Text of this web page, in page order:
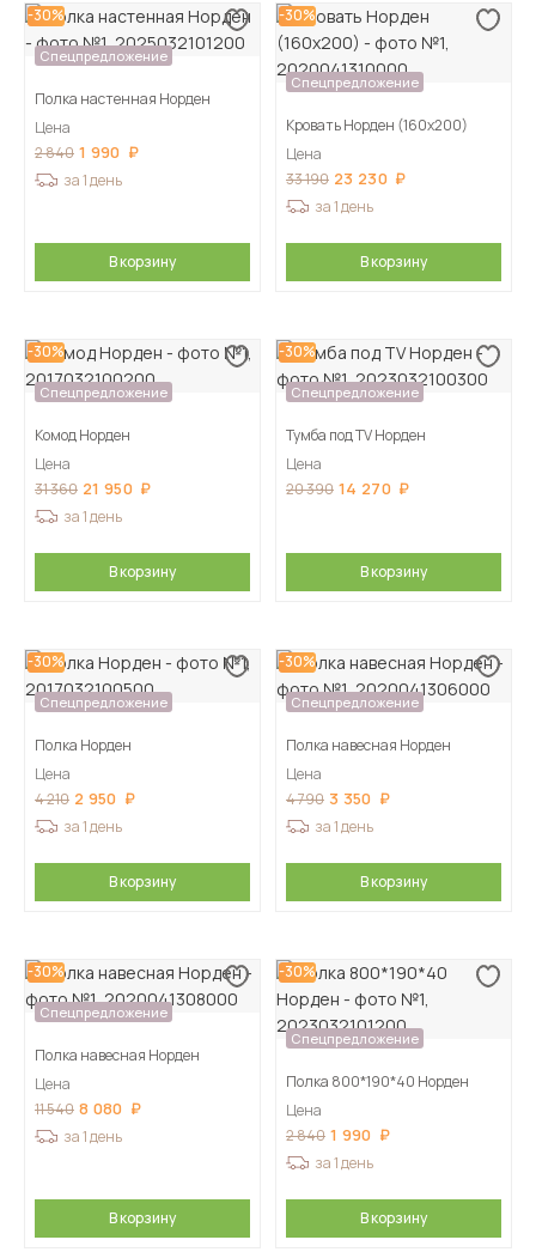
-30%
Спецпредложение
Полка настенная Норден
Цена
2 840 1 990
за 1 день
В корзину
-30%
Спецпредложение
Кровать Норден (160х200)
Цена
33 190 23 230
за 1 день
В корзину
-30%
Спецпредложение
Комод Норден
Цена
31 360 21 950
за 1 день
В корзину
-30%
Спецпредложение
Тумба под TV Норден
Цена
20 390 14 270
В корзину
-30%
Спецпредложение
Полка Норден
Цена
4 210 2 950
за 1 день
В корзину
-30%
Спецпредложение
Полка навесная Норден
Цена
4 790 3 350
за 1 день
В корзину
-30%
Спецпредложение
Полка навесная Норден
Цена
11 540 8 080
за 1 день
В корзину
-30%
Спецпредложение
Полка 800*190*40 Норден
Цена
2 840 1 990
за 1 день
В корзину